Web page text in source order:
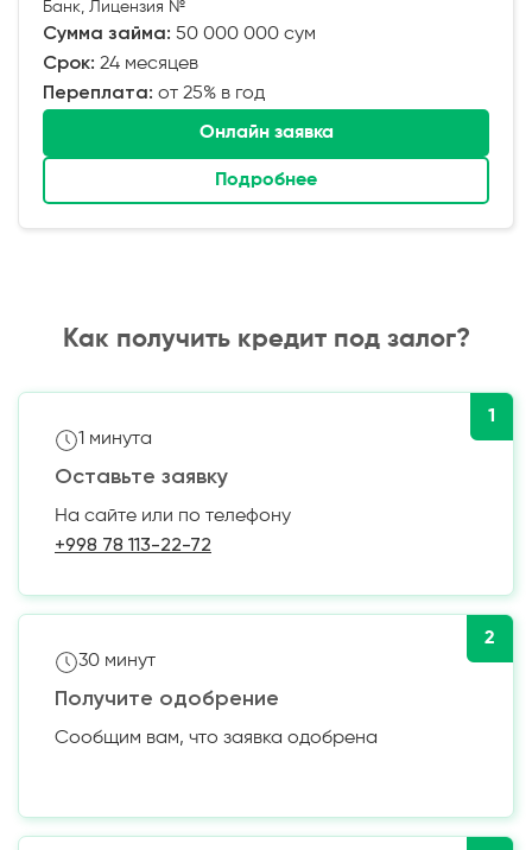
Банк, Лицензия №
Сумма займа: 50 000 000 сум
Срок: 24 месяцев
Переплата: от 25% в год
Онлайн заявка
Подробнее
Как получить кредит под залог?
1
1 минута
Оставьте заявку
На сайте или по телефону
+998 78 113-22-72
2
30 минут
Получите одобрение
Сообщим вам, что заявка одобрена